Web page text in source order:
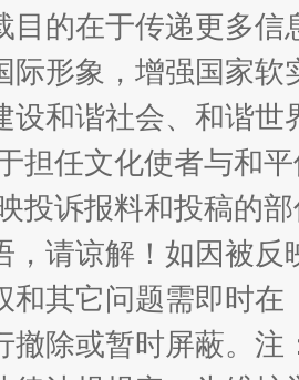
目的在于传递更多
际形象，增强国家
设和谐社会、和谐
担任文化使者与和
投诉报料和投稿的
，请谅解！如因被
和其它问题需即时在
撤除或暂时屏蔽。